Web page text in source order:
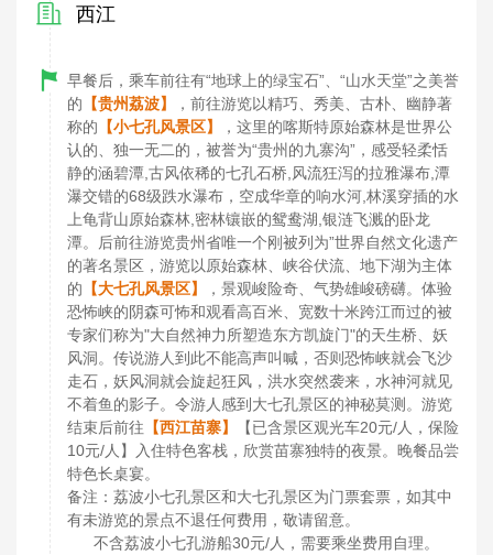
西江
早餐后，乘车前往有“地球上的绿宝石”、“山水天堂”之美誉
的 【贵州荔波】
，前往游览以精巧、秀美、古朴、幽静著
称的 【小七孔风景区】
，这里的喀斯特原始森林是世界公
认的、独一无二的，被誉为“贵州的九寨沟”，感受轻柔恬
静的涵碧潭,古风依稀的七孔石桥,风流狂泻的拉雅瀑布,潭
瀑交错的68级跌水瀑布，空成华章的响水河,林溪穿插的水
上龟背山原始森林,密林镶嵌的鸳鸯湖,银涟飞溅的卧龙
潭。后前往游览贵州省唯一个刚被列为”世界自然文化遗产
的著名景区，游览以原始森林、峡谷伏流、地下湖为主体
的 【大七孔风景区】
，景观峻险奇、气势雄峻磅礴。体验
恐怖峡的阴森可怖和观看高百米、宽数十米跨江而过的被
专家们称为"大自然神力所塑造东方凯旋门"的天生桥、妖
风洞。传说游人到此不能高声叫喊，否则恐怖峡就会飞沙
走石，妖风洞就会旋起狂风，洪水突然袭来，水神河就见
不着鱼的影子。令游人感到大七孔景区的神秘莫测。游览
结束后前往 【西江苗寨】
【已含景区观光车20元/人，保险
10元/人】入住特色客栈，欣赏苗寨独特的夜景。晚餐品尝
特色长桌宴。
备注：荔波小七孔景区和大七孔景区为门票套票，如其中
有未游览的景点不退任何费用，敬请留意。
不含荔波小七孔游船30元/人，需要乘坐费用自理。